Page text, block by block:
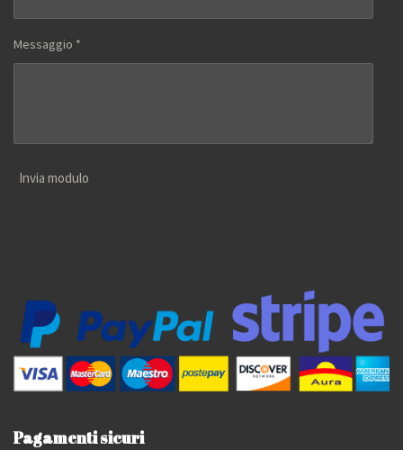
Messaggio *
Invia modulo
Pagamenti sicuri